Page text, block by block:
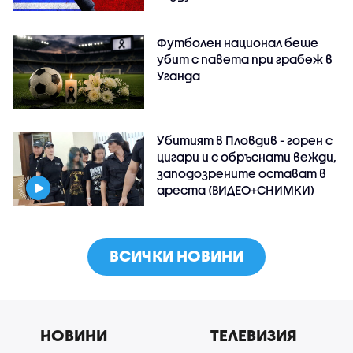
Футболен национал беше
убит с павета при грабеж в
Уганда
Убитият в Пловдив - горен с
цигари и с обръснати вежди,
заподозрените остават в
ареста (ВИДЕО+СНИМКИ)
ВСИЧКИ НОВИНИ
НОВИНИ ТЕЛЕВИЗИЯ